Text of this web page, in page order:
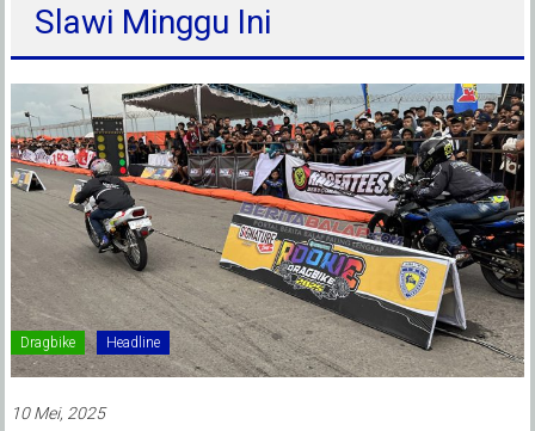
Slawi Minggu Ini
Dragbike Headline
10 Mei, 2025